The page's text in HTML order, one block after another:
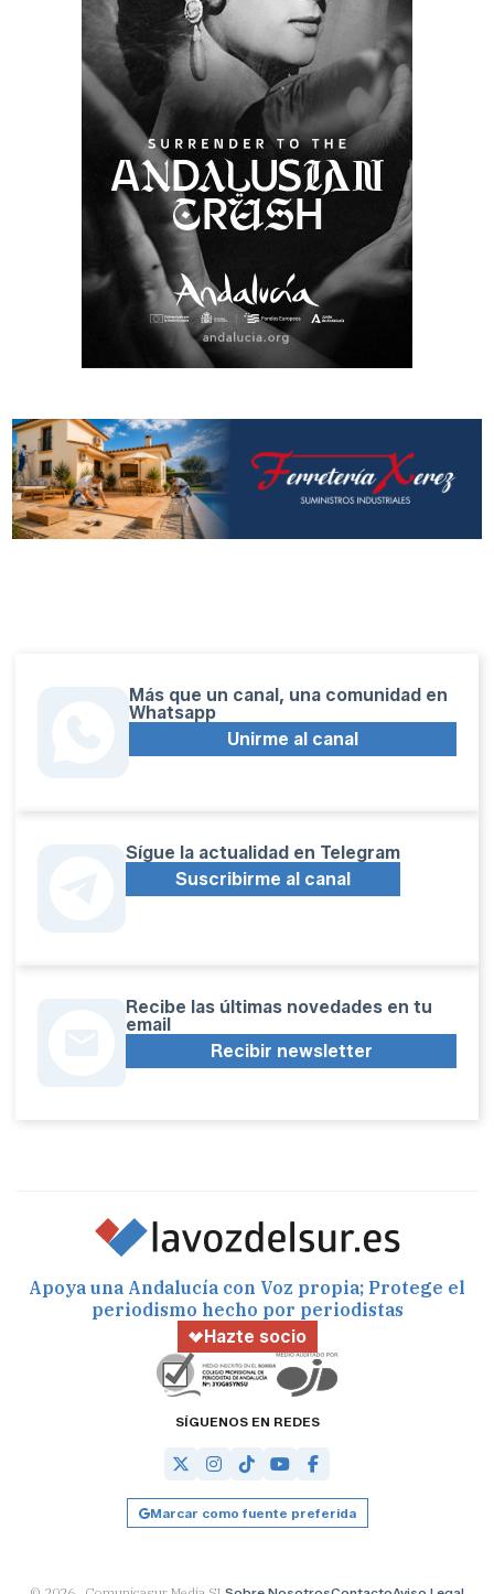
Más que un canal, una comunidad en
Whatsapp
Unirme al canal
Sígue la actualidad en Telegram
Suscribirme al canal
Recibe las últimas novedades en tu
email
Recibir newsletter
Apoya una Andalucía con Voz propia; Protege el
periodismo hecho por periodistas
Hazte socio
SÍGUENOS EN REDES
Marcar como fuente preferida